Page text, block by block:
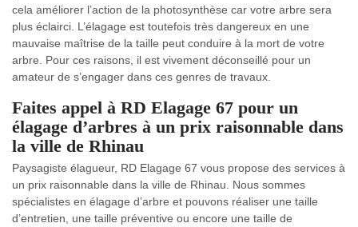
cela améliorer l’action de la photosynthèse car votre arbre sera
plus éclairci. L’élagage est toutefois très dangereux en une
mauvaise maîtrise de la taille peut conduire à la mort de votre
arbre. Pour ces raisons, il est vivement déconseillé pour un
amateur de s’engager dans ces genres de travaux.
Faites appel à RD Elagage 67 pour un
élagage d’arbres à un prix raisonnable dans
la ville de Rhinau
Paysagiste élagueur, RD Elagage 67 vous propose des services à
un prix raisonnable dans la ville de Rhinau. Nous sommes
spécialistes en élagage d’arbre et pouvons réaliser une taille
d’entretien, une taille préventive ou encore une taille de